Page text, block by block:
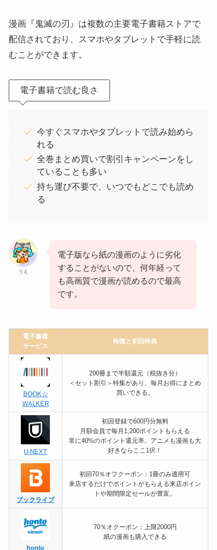
漫画『鬼滅の刃』は複数の主要電子書籍ストアで
配信されており、スマホやタブレットで手軽に読
むことができます。
電子書籍で読む良さ
今すぐスマホやタブレットで読み始めら
れる
全巻まとめ買いで割引キャンペーンをし
ていることも多い
持ち運び不要で、いつでもどこでも読め
る
うえ
電子版なら紙の漫画のように劣化
することがないので、何年経って
も高画質で漫画が読めるので最高
です。
電子書籍
サービス
特徴と初回特典
BOOK☆
WALKER
200冊まで半額還元（税抜き分）
＜セット割引＞特集があり、毎月お得にまとめ
買いできる。
U-NEXT
初回登録で600円分無料
月額会員で毎月1,200ポイントもらえる
常に40%のポイント還元率。アニメも漫画も大
好きならここ1択！
ブックライブ
初回70％オフクーポン：1冊のみ適用可
来店するだけでポイントがもらえる来店ポイン
トや期間限定セールが豊富。
honto
70％オクーポン：上限2000円
紙の漫画も購入できる